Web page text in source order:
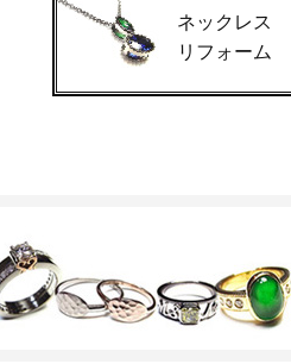
ネックレス
リフォーム